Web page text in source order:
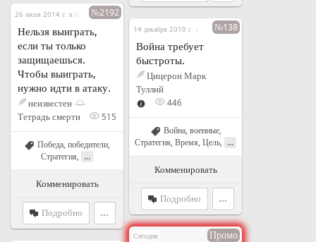
26 июля 2014 г. в 06:30№2192
Нельзя выиграть,
если ты только
защищаешься.
Чтобы выиграть,
нужно идти в атаку.
неизвестен
Тетрадь смерти
515
Победа, победители,
Стратегия
...
Комменировать
Подробно ...
14 декабря 2010 г. в 14:19№138
Война требует
быстроты.
Цицерон Марк
Туллий
446
Война, военные,
Стратегия Время Цель ...
Комменировать
Подробно ...
Сегодня Промо